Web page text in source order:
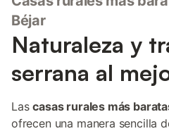
Béjar
Naturaleza y
serrana al
Lascasas rurales más
ofrecen una manera sencilla